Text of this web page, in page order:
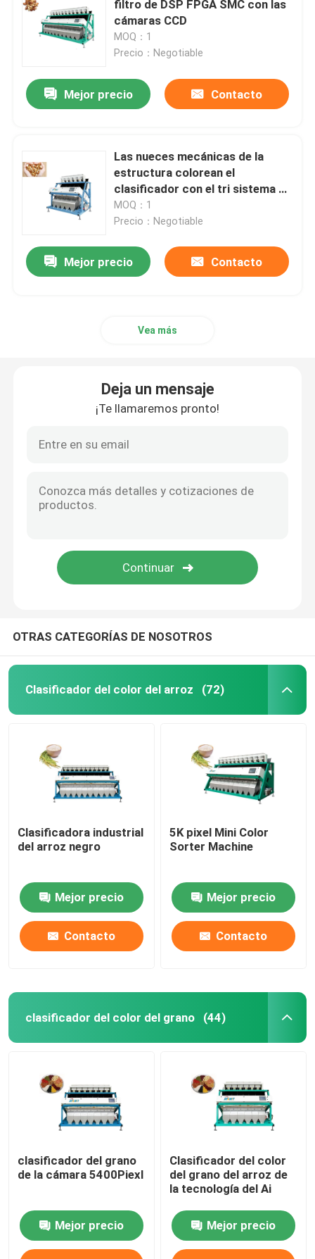
Clasificadora material
Clasificador del color de maíz
filtro de DSP FPGA SMC con las
cámaras CCD
MOQ：1
Precio：Negotiable
Mejor precio Contacto
Las nueces mecánicas de la
estructura colorean el
clasificador con el tri sistema de
control cromático
MOQ：1
Precio：Negotiable
Mejor precio Contacto
Vea más
Deja un mensaje
¡Te llamaremos pronto!
OTRAS CATEGORÍAS DE NOSOTROS
Clasificador del color del arroz (72)
Clasificadora industrial
del arroz negro
Mejor precio
Contacto
5K pixel Mini Color
Sorter Machine
Mejor precio
Contacto
clasificador del color del grano (44)
clasificador del grano
de la cámara 5400Piexl
Mejor precio
Clasificador del color
del grano del arroz de
la tecnología del Ai
Mejor precio